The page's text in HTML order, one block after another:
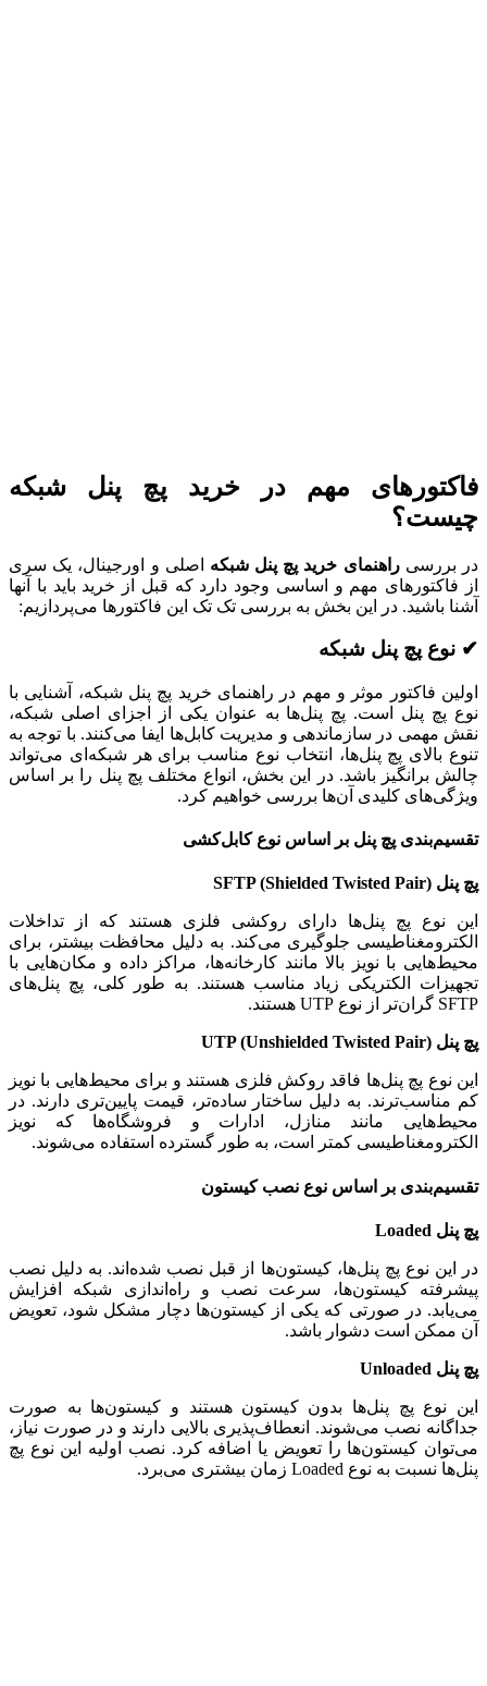
فاکتورهای مهم در خرید پچ پنل شبکه
چیست؟
در بررسیراهنمای خرید پچ پنل شبکه اصلی و اورجینال، یک سری
از فاکتورهای مهم و اساسی وجود دارد که قبل از خرید باید با آنها
آشنا باشید. در این بخش به بررسی تک تک این فاکتورها می‌پردازیم:
✔ نوع پچ پنل شبکه
اولین فاکتور موثر و مهم در راهنمای خرید پچ پنل شبکه، آشنایی با
نوع پچ پنل است. پچ پنل‌ها به عنوان یکی از اجزای اصلی شبکه،
نقش مهمی در سازماندهی و مدیریت کابل‌ها ایفا می‌کنند. با توجه به
تنوع بالای پچ پنل‌ها، انتخاب نوع مناسب برای هر شبکه‌ای می‌تواند
چالش برانگیز باشد. در این بخش، انواع مختلف پچ پنل را بر اساس
ویژگی‌های کلیدی آن‌ها بررسی خواهیم کرد.
تقسیم‌بندی پچ پنل بر اساس نوع کابل‌کشی
پچ پنل SFTP (Shielded Twisted Pair)
این نوع پچ پنل‌ها دارای روکشی فلزی هستند که از تداخلات
الکترومغناطیسی جلوگیری می‌کند. به دلیل محافظت بیشتر، برای
محیط‌هایی با نویز بالا مانند کارخانه‌ها، مراکز داده و مکان‌هایی با
تجهیزات الکتریکی زیاد مناسب هستند. به طور کلی، پچ پنل‌های
SFTP گران‌تر از نوع UTP هستند.
پچ پنل UTP (Unshielded Twisted Pair)
این نوع پچ پنل‌ها فاقد روکش فلزی هستند و برای محیط‌هایی با نویز
کم مناسب‌ترند. به دلیل ساختار ساده‌تر، قیمت پایین‌تری دارند. در
محیط‌هایی مانند منازل، ادارات و فروشگاه‌ها که نویز
الکترومغناطیسی کمتر است، به طور گسترده استفاده می‌شوند.
تقسیم‌بندی بر اساس نوع نصب کیستون
پچ پنل Loaded
در این نوع پچ پنل‌ها، کیستون‌ها از قبل نصب شده‌اند. به دلیل نصب
پیشرفته کیستون‌ها، سرعت نصب و راه‌اندازی شبکه افزایش
می‌یابد. در صورتی که یکی از کیستون‌ها دچار مشکل شود، تعویض
آن ممکن است دشوار باشد.
پچ پنل Unloaded
این نوع پچ پنل‌ها بدون کیستون هستند و کیستون‌ها به صورت
جداگانه نصب می‌شوند. انعطاف‌پذیری بالایی دارند و در صورت نیاز،
می‌توان کیستون‌ها را تعویض یا اضافه کرد. نصب اولیه این نوع پچ
پنل‌ها نسبت به نوع Loaded زمان بیشتری می‌برد.